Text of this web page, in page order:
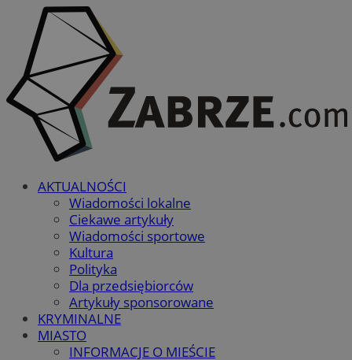
AKTUALNOŚCI
Wiadomości lokalne
Ciekawe artykuły
Wiadomości sportowe
Kultura
Polityka
Dla przedsiębiorców
Artykuły sponsorowane
KRYMINALNE
MIASTO
INFORMACJE O MIEŚCIE